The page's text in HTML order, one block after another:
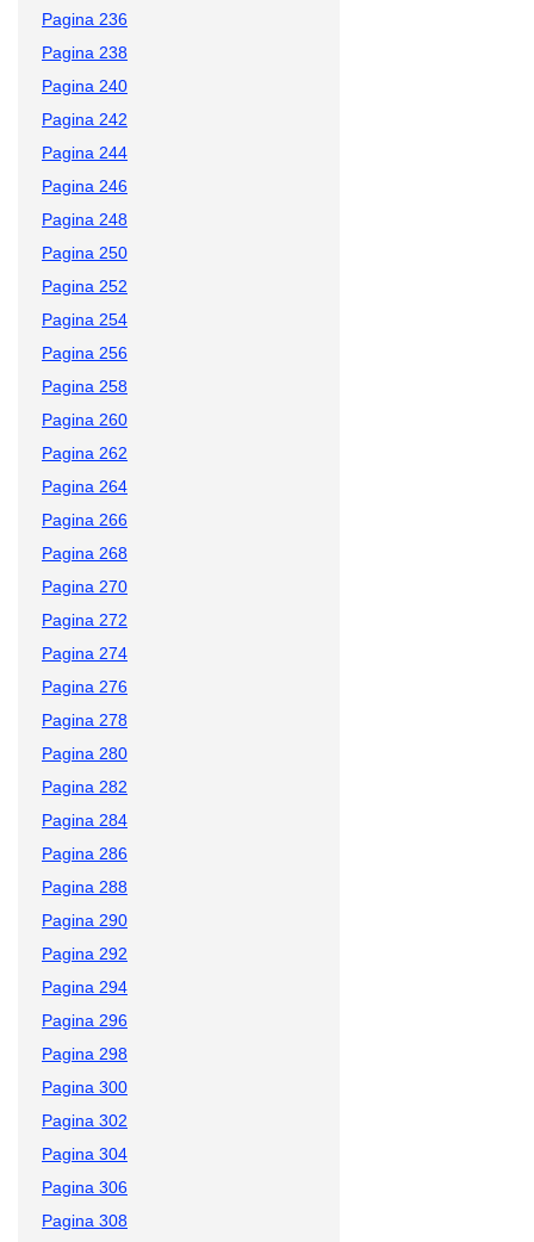
Pagina 236
Pagina 238
Pagina 240
Pagina 242
Pagina 244
Pagina 246
Pagina 248
Pagina 250
Pagina 252
Pagina 254
Pagina 256
Pagina 258
Pagina 260
Pagina 262
Pagina 264
Pagina 266
Pagina 268
Pagina 270
Pagina 272
Pagina 274
Pagina 276
Pagina 278
Pagina 280
Pagina 282
Pagina 284
Pagina 286
Pagina 288
Pagina 290
Pagina 292
Pagina 294
Pagina 296
Pagina 298
Pagina 300
Pagina 302
Pagina 304
Pagina 306
Pagina 308